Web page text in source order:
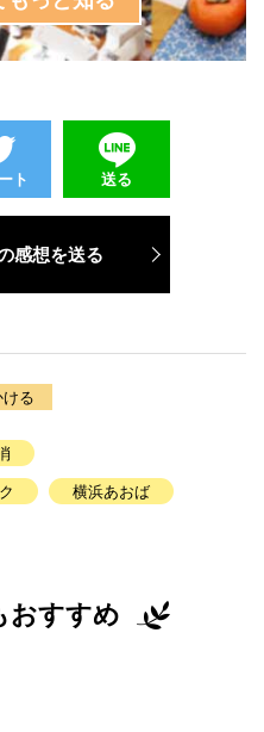
ト 送る
感想を送る
る
横浜あおば
おすすめ